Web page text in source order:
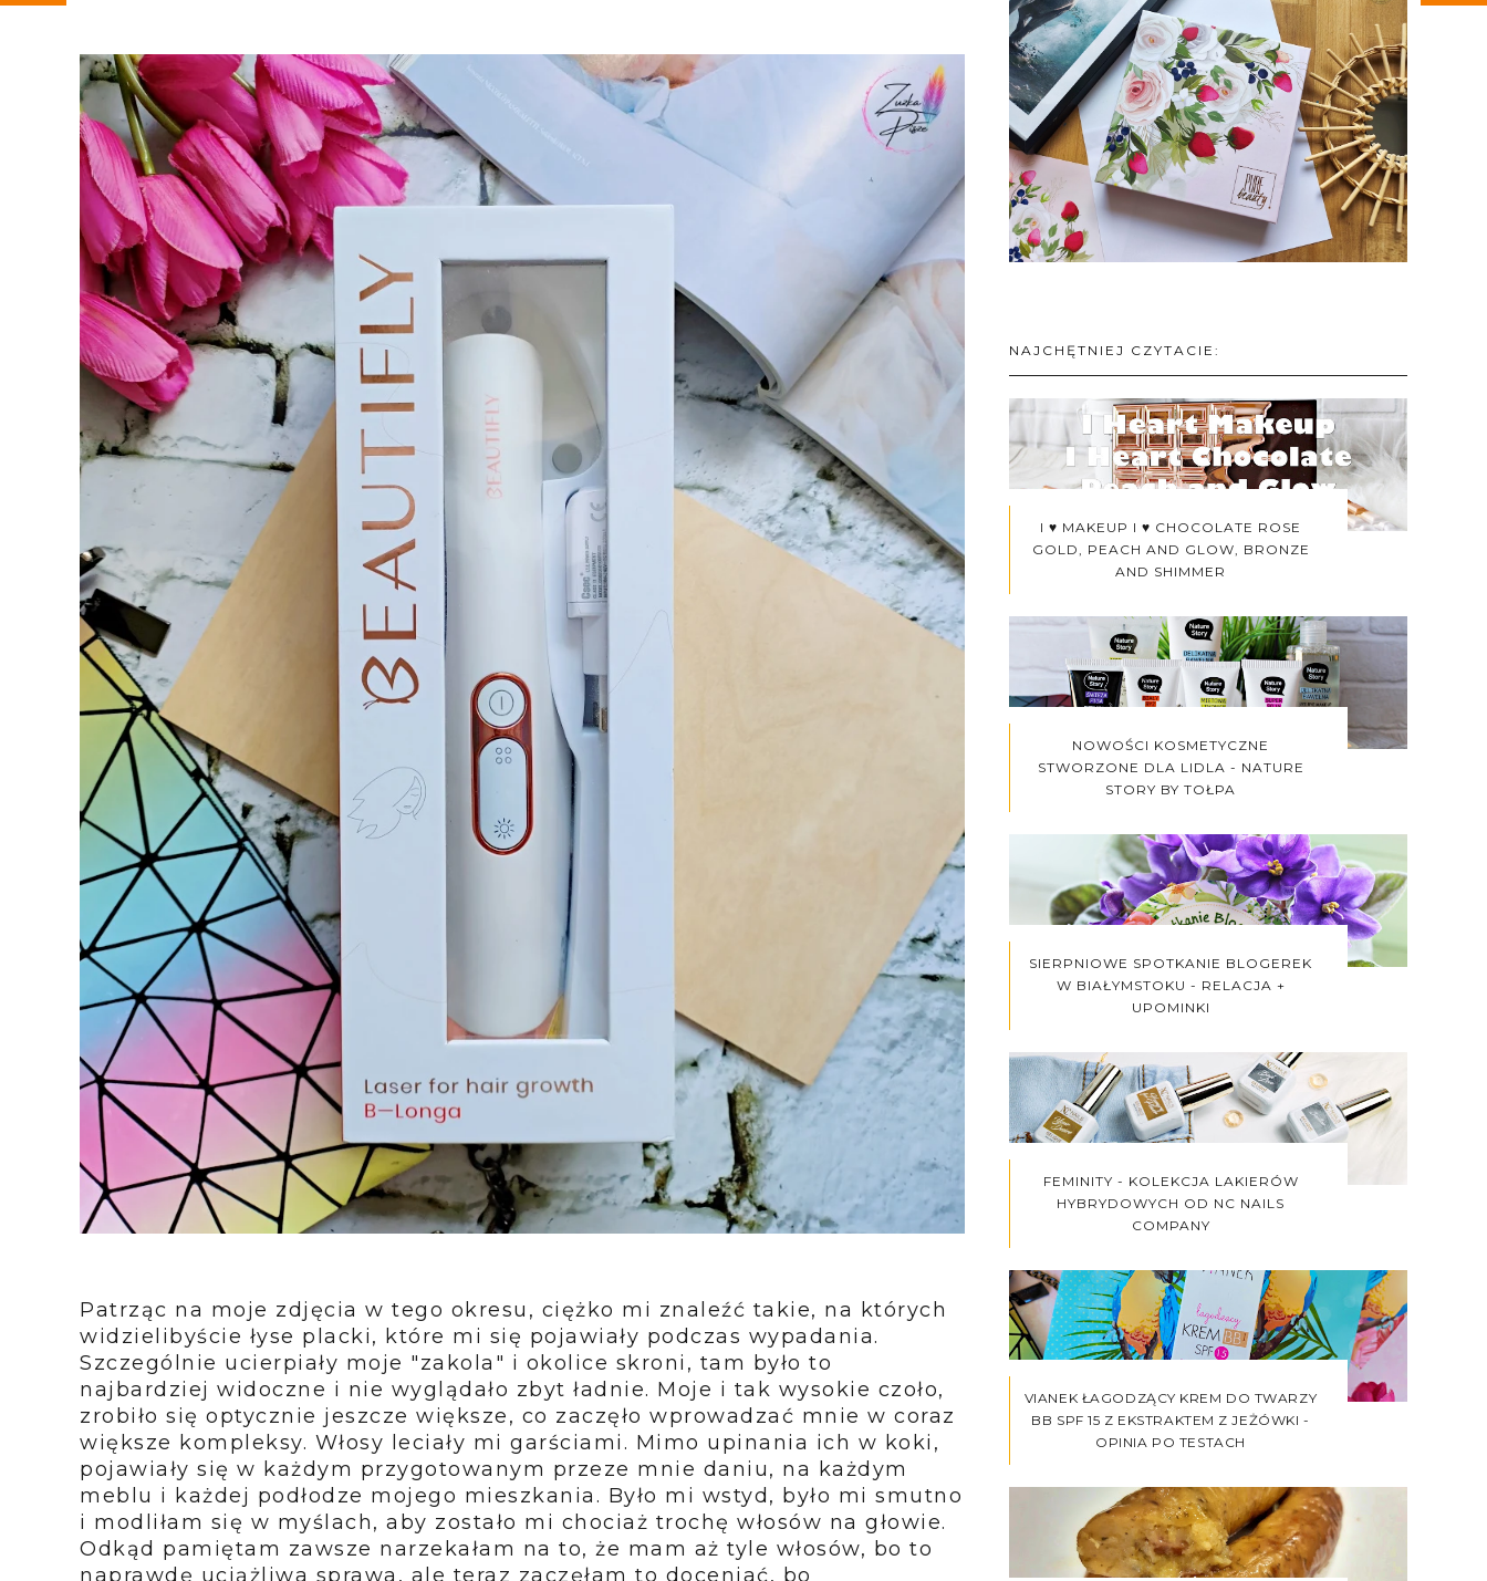
Patrząc na moje zdjęcia w tego okresu, ciężko mi znaleźć takie, na których
widzielibyście łyse placki, które mi się pojawiały podczas wypadania.
Szczególnie ucierpiały moje "zakola" i okolice skroni, tam było to
najbardziej widoczne i nie wyglądało zbyt ładnie. Moje i tak wysokie czoło,
zrobiło się optycznie jeszcze większe, co zaczęło wprowadzać mnie w coraz
większe kompleksy. Włosy leciały mi garściami. Mimo upinania ich w koki,
pojawiały się w każdym przygotowanym przeze mnie daniu, na każdym
meblu i każdej podłodze mojego mieszkania. Było mi wstyd, było mi smutno
i modliłam się w myślach, aby zostało mi chociaż trochę włosów na głowie.
Odkąd pamiętam zawsze narzekałam na to, że mam aż tyle włosów, bo to
naprawdę uciążliwa sprawa, ale teraz zaczęłam to doceniać, bo
NAJCHĘTNIEJ CZYTACIE:
I ♥ MAKEUP I ♥ CHOCOLATE ROSE
GOLD, PEACH AND GLOW, BRONZE
AND SHIMMER
NOWOŚCI KOSMETYCZNE
STWORZONE DLA LIDLA - NATURE
STORY BY TOŁPA
SIERPNIOWE SPOTKANIE BLOGEREK
W BIAŁYMSTOKU - RELACJA +
UPOMINKI
FEMINITY - KOLEKCJA LAKIERÓW
HYBRYDOWYCH OD NC NAILS
COMPANY
VIANEK ŁAGODZĄCY KREM DO TWARZY
BB SPF 15 Z EKSTRAKTEM Z JEŻÓWKI -
OPINIA PO TESTACH